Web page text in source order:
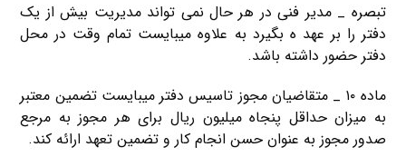
تبصره _ مدیر فنی در هر حال نمی تواند مدیریت بیش از یک
دفتر را بر عهد ه بگیرد به علاوه میبایست تمام وقت در محل
دفتر حضور داشته باشد.
ماده ۱۰ _ متقاضیان مجوز تاسیس دفتر میبایست تضمین معتبر
به میزان حداقل پنجاه میلیون ریال برای هر مجوز به مرجع
صدور مجوز به عنوان حسن انجام کار و تضمین تعهد ارائه کند.